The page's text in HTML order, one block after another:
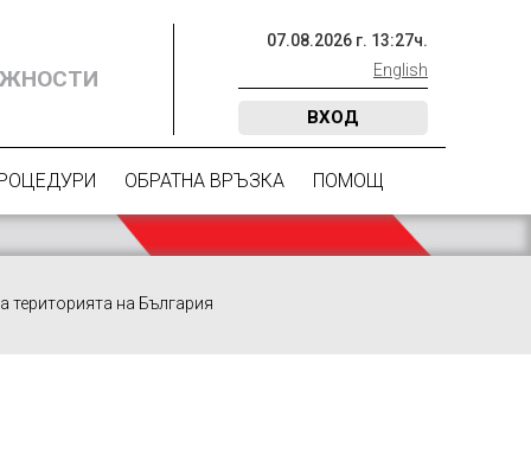
07.08.2026 г. 13:27ч.
English
ВХОД
ОБРАТНА ВРЪЗКА ПОМОЩ
на България